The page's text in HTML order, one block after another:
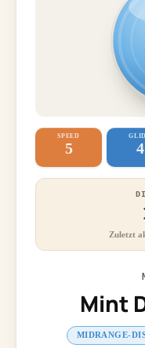
SPEED
5 4
Zuletzt
Mint
MIDRANGE-